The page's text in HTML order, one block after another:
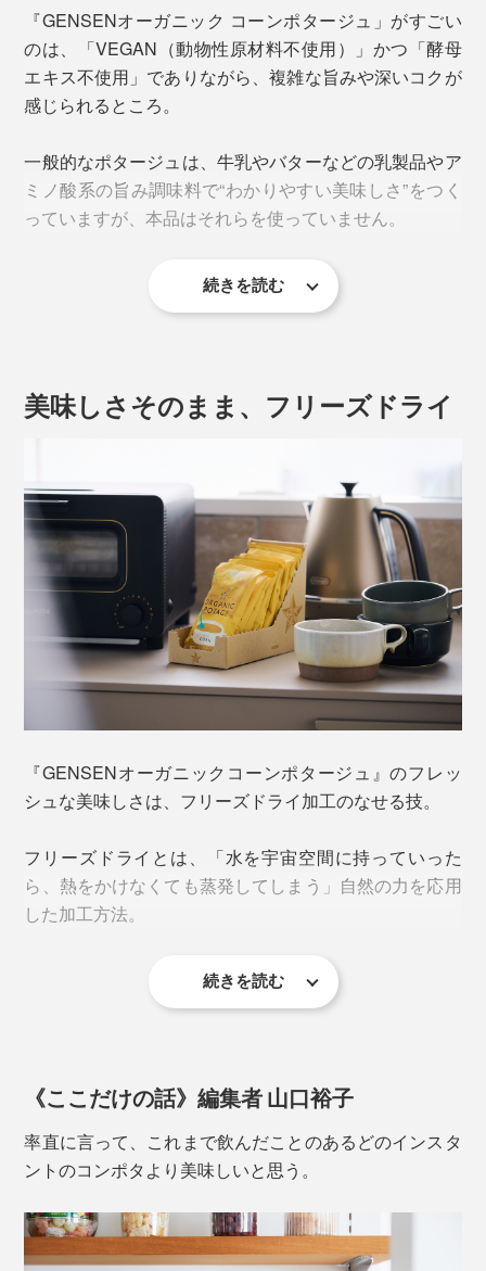
工をしてパウダー状に。
パウダーをよく見てみると、サラサラの細かい粒とやや
140mlの熱湯を注いでスプーンでかき混ぜると、たちま
ちもったり、食感はわずかにツブツブ。
レストランのきめ細かでクリーミーなポタージュという
よりは、農園のお母さんが手作りしたような “とうもろ
『GENSENオーガニック コーンポタージュ」がすごい
のは、「VEGAN（動物性原材料不使用）」かつ「酵母
エキス不使用」でありながら、複雑な旨みや深いコクが
感じられるところ。
一般的なポタージュは、牛乳やバターなどの乳製品やア
ミノ酸系の旨み調味料で“わかりやすい美味しさ”をつく
っていますが、本品はそれらを使っていません。
さらに、有機JAS認証を取得するためには、とうもろこ
厳しい制限の中で、物足りなさを感じさせず旨みとコク
試行錯誤の結果、たどりついた調味料が「有機黒糖」
「有機発酵野菜パウダー」「旨みたっぷりの塩」。
ミネラル分たっぷりの素材を、分量・比率を変えながら
何度も試作して、味のパズルが完成しました。
有機黒糖
旨みをプラスしています。
黒糖特有の風味が、焼きとうもろこしの香ばしさのよう
続きを読む
美味しさそのまま、フリーズドライ
『GENSENオーガニックコーンポタージュ』のフレッ
シュな美味しさは、フリーズドライ加工のなせる技。
フリーズドライとは、「水を宇宙空間に持っていった
ら、熱をかけなくても蒸発してしまう」自然の力を応用
した加工方法。
本品は、煮込んだポタージュを−30℃で凍結・真空状態
続きを読む
《ここだけの話》編集者 山口裕子
率直に言って、これまで飲んだことのあるどのインスタ
ントのコンポタより美味しいと思う。